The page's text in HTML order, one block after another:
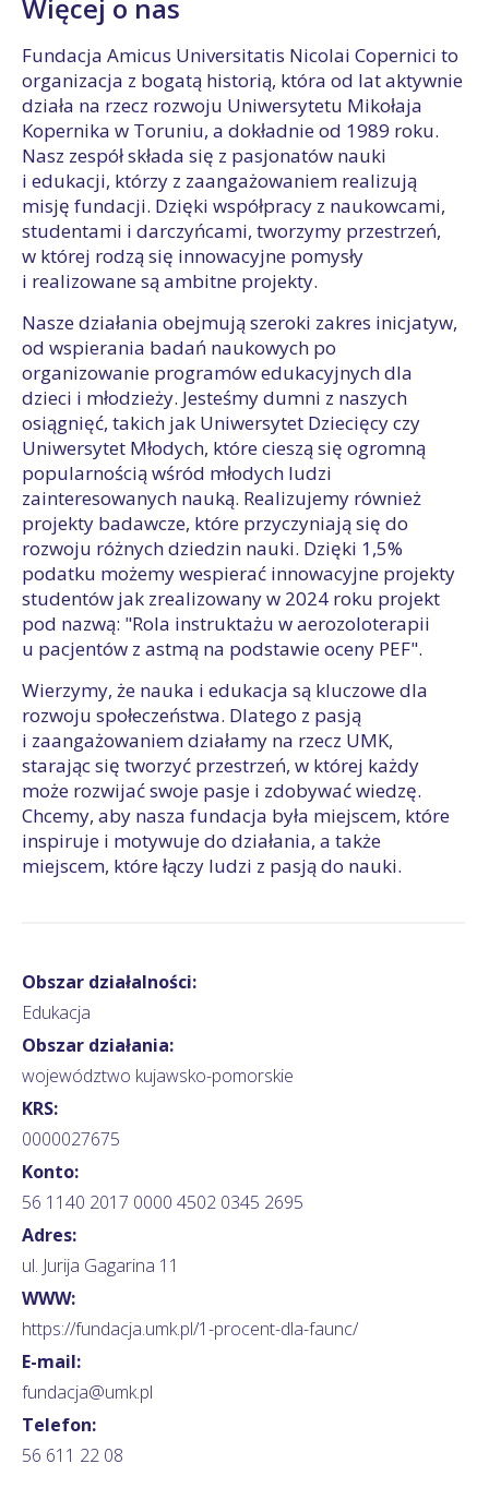
Więcej o nas
Fundacja Amicus Universitatis Nicolai Copernici to
organizacja z bogatą historią, która od lat aktywnie
działa na rzecz rozwoju Uniwersytetu Mikołaja
Kopernika w Toruniu, a dokładnie od 1989 roku.
Nasz zespół składa się z pasjonatów nauki
i edukacji, którzy z zaangażowaniem realizują
misję fundacji. Dzięki współpracy z naukowcami,
studentami i darczyńcami, tworzymy przestrzeń,
w której rodzą się innowacyjne pomysły
i realizowane są ambitne projekty.
Nasze działania obejmują szeroki zakres inicjatyw,
od wspierania badań naukowych po
organizowanie programów edukacyjnych dla
dzieci i młodzieży. Jesteśmy dumni z naszych
osiągnięć, takich jak Uniwersytet Dziecięcy czy
Uniwersytet Młodych, które cieszą się ogromną
popularnością wśród młodych ludzi
zainteresowanych nauką. Realizujemy również
projekty badawcze, które przyczyniają się do
rozwoju różnych dziedzin nauki. Dzięki 1,5%
podatku możemy wespierać innowacyjne projekty
studentów jak zrealizowany w 2024 roku projekt
pod nazwą: "Rola instruktażu w aerozoloterapii
u pacjentów z astmą na podstawie oceny PEF".
Wierzymy, że nauka i edukacja są kluczowe dla
rozwoju społeczeństwa. Dlatego z pasją
i zaangażowaniem działamy na rzecz UMK,
starając się tworzyć przestrzeń, w której każdy
może rozwijać swoje pasje i zdobywać wiedzę.
Chcemy, aby nasza fundacja była miejscem, które
inspiruje i motywuje do działania, a także
miejscem, które łączy ludzi z pasją do nauki.
Obszar działalności:
Edukacja
Obszar działania:
województwo kujawsko-pomorskie
KRS:
0000027675
Konto:
56 1140 2017 0000 4502 0345 2695
Adres:
ul. Jurija Gagarina 11
WWW:
https://fundacja.umk.pl/1-procent-dla-faunc/
E-mail:
fundacja@umk.pl
Telefon:
56 611 22 08